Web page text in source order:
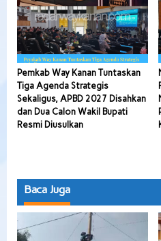
Pemkab Way Kanan Tuntaskan
Tiga Agenda Strategis
Sekaligus, APBD 2027 Disahkan
dan Dua Calon Wakil Bupati
Resmi Diusulkan
Baca Juga